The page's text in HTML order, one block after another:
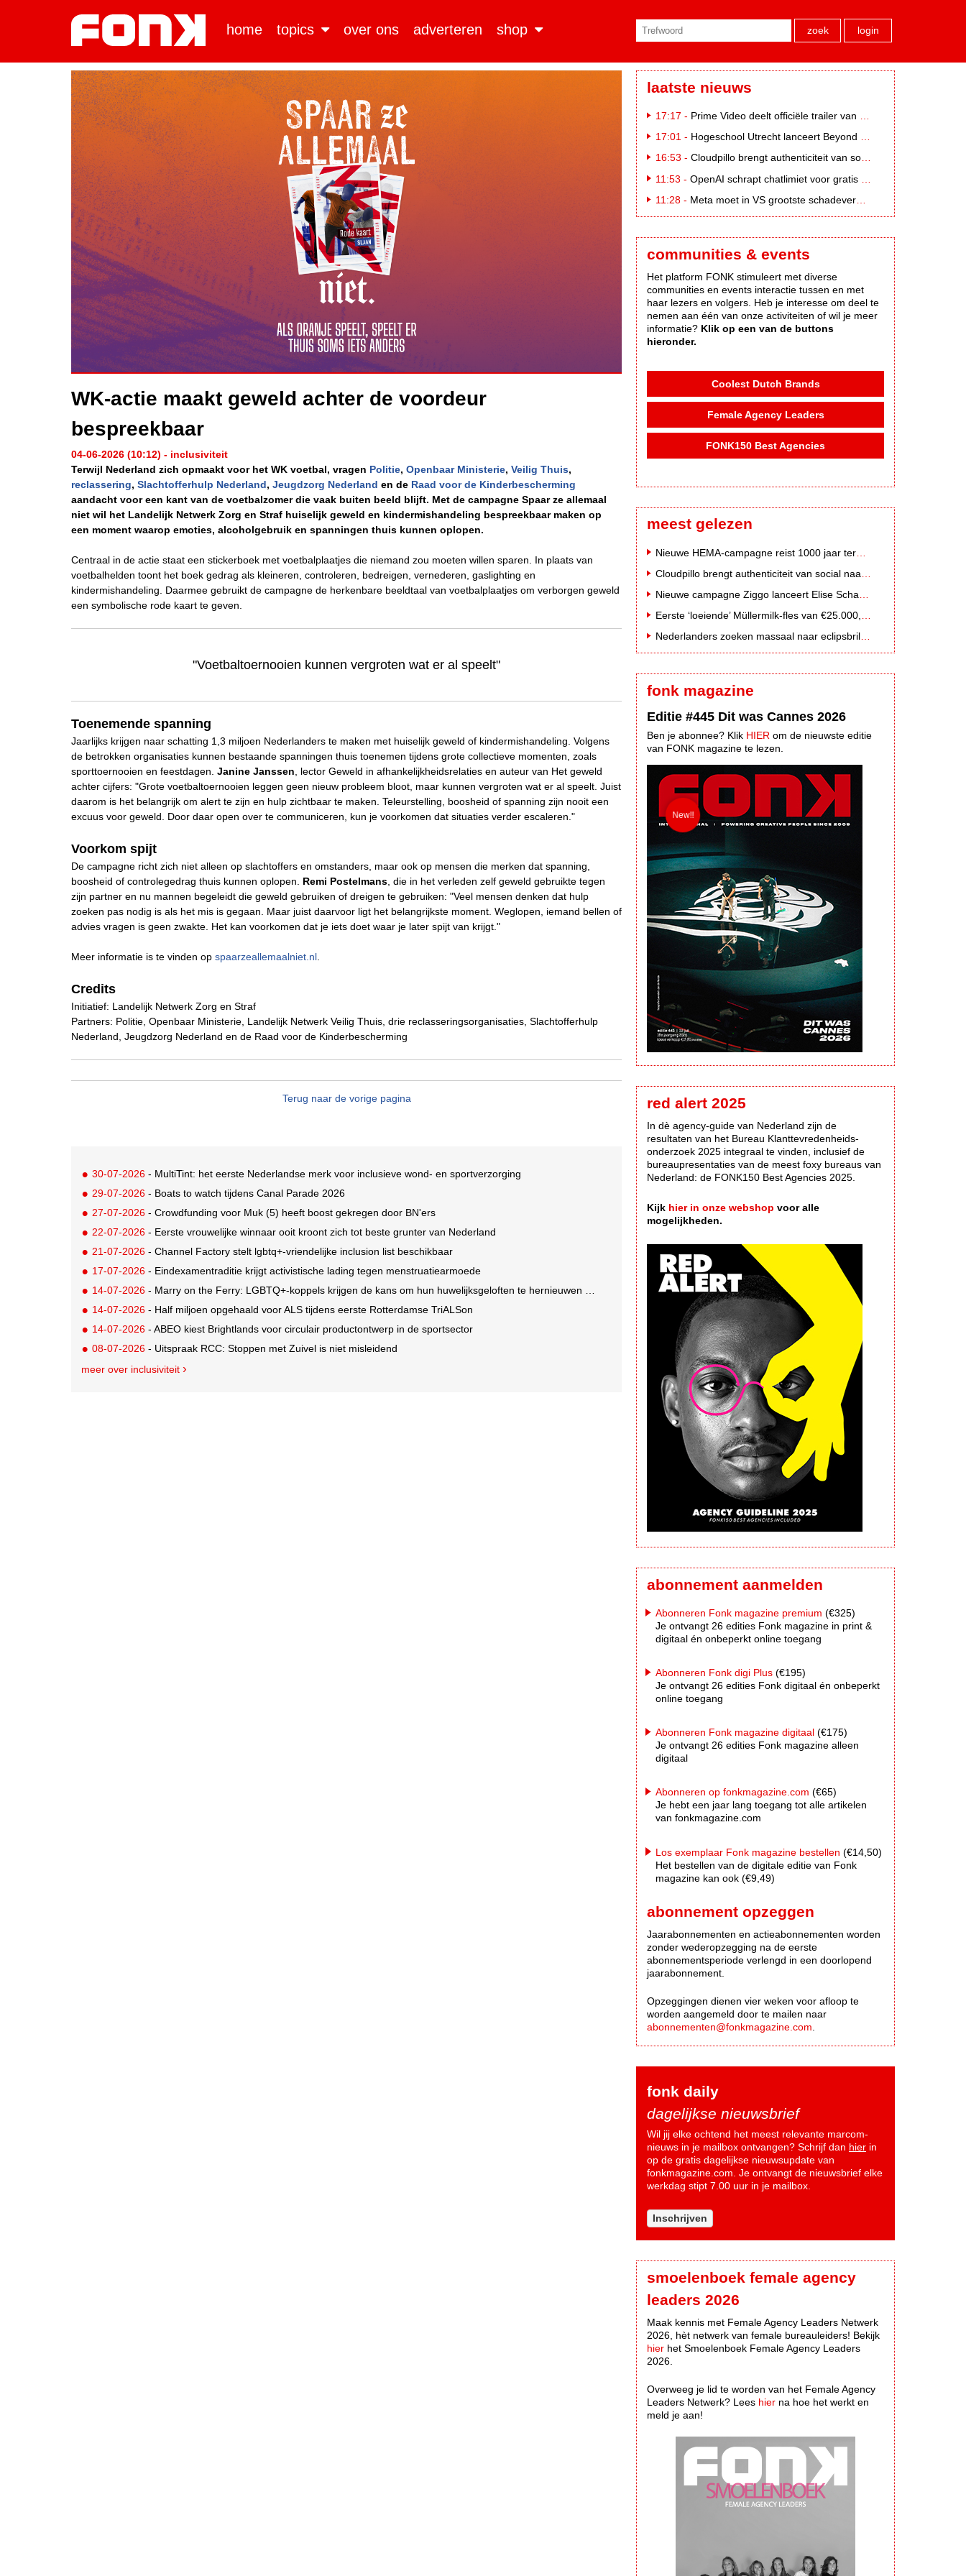
home topics over ons adverteren shop zoek login
WK-actie maakt geweld achter de voordeur
bespreekbaar
04-06-2026 (10:12) - inclusiviteit
Terwijl Nederland zich opmaakt voor het WK voetbal, vragen Politie, Openbaar Ministerie, Veilig Thuis,
reclassering, Slachtofferhulp Nederland, Jeugdzorg Nederland en de Raad voor de Kinderbescherming
aandacht voor een kant van de voetbalzomer die vaak buiten beeld blijft. Met de campagne Spaar ze allemaal
niet wil het Landelijk Netwerk Zorg en Straf huiselijk geweld en kindermishandeling bespreekbaar maken op
een moment waarop emoties, alcoholgebruik en spanningen thuis kunnen oplopen.
Centraal in de actie staat een stickerboek met voetbalplaatjes die niemand zou moeten willen sparen. In plaats van
voetbalhelden toont het boek gedrag als kleineren, controleren, bedreigen, vernederen, gaslighting en
kindermishandeling. Daarmee gebruikt de campagne de herkenbare beeldtaal van voetbalplaatjes om verborgen geweld
een symbolische rode kaart te geven.
"Voetbaltoernooien kunnen vergroten wat er al speelt"
Toenemende spanning
Jaarlijks krijgen naar schatting 1,3 miljoen Nederlanders te maken met huiselijk geweld of kindermishandeling. Volgens
de betrokken organisaties kunnen bestaande spanningen thuis toenemen tijdens grote collectieve momenten, zoals
sporttoernooien en feestdagen. Janine Janssen, lector Geweld in afhankelijkheidsrelaties en auteur van Het geweld
achter cijfers: "Grote voetbaltoernooien leggen geen nieuw probleem bloot, maar kunnen vergroten wat er al speelt. Juist
daarom is het belangrijk om alert te zijn en hulp zichtbaar te maken. Teleurstelling, boosheid of spanning zijn nooit een
excuus voor geweld. Door daar open over te communiceren, kun je voorkomen dat situaties verder escaleren."
Voorkom spijt
De campagne richt zich niet alleen op slachtoffers en omstanders, maar ook op mensen die merken dat spanning,
boosheid of controlegedrag thuis kunnen oplopen. Remi Postelmans, die in het verleden zelf geweld gebruikte tegen
zijn partner en nu mannen begeleidt die geweld gebruiken of dreigen te gebruiken: "Veel mensen denken dat hulp
zoeken pas nodig is als het mis is gegaan. Maar juist daarvoor ligt het belangrijkste moment. Weglopen, iemand bellen of
advies vragen is geen zwakte. Het kan voorkomen dat je iets doet waar je later spijt van krijgt."
Meer informatie is te vinden op spaarzeallemaalniet.nl.
Credits
Initiatief: Landelijk Netwerk Zorg en Straf
Partners: Politie, Openbaar Ministerie, Landelijk Netwerk Veilig Thuis, drie reclasseringsorganisaties, Slachtofferhulp
Nederland, Jeugdzorg Nederland en de Raad voor de Kinderbescherming
Terug naar de vorige pagina
30-07-2026 - MultiTint: het eerste Nederlandse merk voor inclusieve wond- en sportverzorging
29-07-2026 - Boats to watch tijdens Canal Parade 2026
27-07-2026 - Crowdfunding voor Muk (5) heeft boost gekregen door BN'ers
22-07-2026 - Eerste vrouwelijke winnaar ooit kroont zich tot beste grunter van Nederland
21-07-2026 - Channel Factory stelt lgbtq+-vriendelijke inclusion list beschikbaar
17-07-2026 - Eindexamentraditie krijgt activistische lading tegen menstruatiearmoede
14-07-2026 - Marry on the Ferry: LGBTQ+-koppels krijgen de kans om hun huwelijksgeloften te hernieuwen op een wel heel bijzondere locatie
14-07-2026 - Half miljoen opgehaald voor ALS tijdens eerste Rotterdamse TriALSon
14-07-2026 - ABEO kiest Brightlands voor circulair productontwerp in de sportsector
08-07-2026 - Uitspraak RCC: Stoppen met Zuivel is niet misleidend
meer over inclusiviteit
laatste nieuws
17:17 - Prime Video deelt officiële trailer van L*VE KLEINE
17:01 - Hogeschool Utrecht lanceert Beyond Campus binnen International Creative Business
16:53 - Cloudpillo brengt authenticiteit van social naar tv
11:53 - OpenAI schrapt chatlimiet voor gratis ChatGPT-gebruikers
11:28 - Meta moet in VS grootste schadevergoeding ooit betalen: 567 miljoen dollar
communities & events
Het platform FONK stimuleert met diverse
communities en events interactie tussen en met
haar lezers en volgers. Heb je interesse om deel te
nemen aan één van onze activiteiten of wil je meer
informatie? Klik op een van de buttons
hieronder.
Coolest Dutch Brands
Female Agency Leaders
FONK150 Best Agencies
meest gelezen
Nederlanders zoeken massaal naar eclipsbrillen op Marktplaats
fonk magazine
Editie #445 Dit was Cannes 2026
Ben je abonnee? Klik HIER om de nieuwste editie
van FONK magazine te lezen.
red alert 2025
In dè agency-guide van Nederland zijn de
resultaten van het Bureau Klanttevredenheids-
onderzoek 2025 integraal te vinden, inclusief de
bureaupresentaties van de meest foxy bureaus van
Nederland: de FONK150 Best Agencies 2025.
Kijk hier in onze webshop voor alle
mogelijkheden.
abonnement aanmelden
Abonneren Fonk magazine premium (€325)
Je ontvangt 26 edities Fonk magazine in print &
digitaal én onbeperkt online toegang
Abonneren Fonk digi Plus (€195)
Je ontvangt 26 edities Fonk digitaal én onbeperkt
online toegang
Abonneren Fonk magazine digitaal (€175)
Je ontvangt 26 edities Fonk magazine alleen
digitaal
Abonneren op fonkmagazine.com (€65)
Je hebt een jaar lang toegang tot alle artikelen
van fonkmagazine.com
Los exemplaar Fonk magazine bestellen (€14,50)
Het bestellen van de digitale editie van Fonk
magazine kan ook (€9,49)
abonnement opzeggen
Jaarabonnementen en actieabonnementen worden
zonder wederopzegging na de eerste
abonnementsperiode verlengd in een doorlopend
jaarabonnement.
Opzeggingen dienen vier weken voor afloop te
worden aangemeld door te mailen naar
abonnementen@fonkmagazine.com
fonk daily
dagelijkse nieuwsbrief
Wil jij elke ochtend het meest relevante marcom-
nieuws in je mailbox ontvangen? Schrijf dan hier in
op de gratis dagelijkse nieuwsupdate van
fonkmagazine.com. Je ontvangt de nieuwsbrief elke
werkdag stipt 7.00 uur in je mailbox.
Inschrijven
smoelenboek female agency
leaders 2026
Maak kennis met Female Agency Leaders Netwerk
2026, hèt netwerk van female bureauleiders! Bekijk
hier het Smoelenboek Female Agency Leaders
2026.
Overweeg je lid te worden van het Female Agency
Leaders Netwerk? Lees hier na hoe het werkt en
meld je aan!